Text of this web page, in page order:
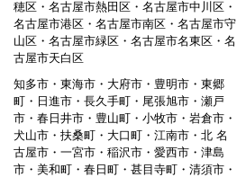
穂区・名古屋市熱田区・名古屋市中川区・
名古屋市港区・名古屋市南区・名古屋市守
山区・名古屋市緑区・名古屋市名東区・名
古屋市天白区
知多市・東海市・大府市・豊明市・東郷
町・日進市・長久手町・尾張旭市・瀬戸
市・春日井市・豊山町・小牧市・岩倉市・
犬山市・扶桑町・大口町・江南市・北 名
古屋市・一宮市・稲沢市・愛西市・津島
市・美和町・春日町・甚目寺町・清須市・